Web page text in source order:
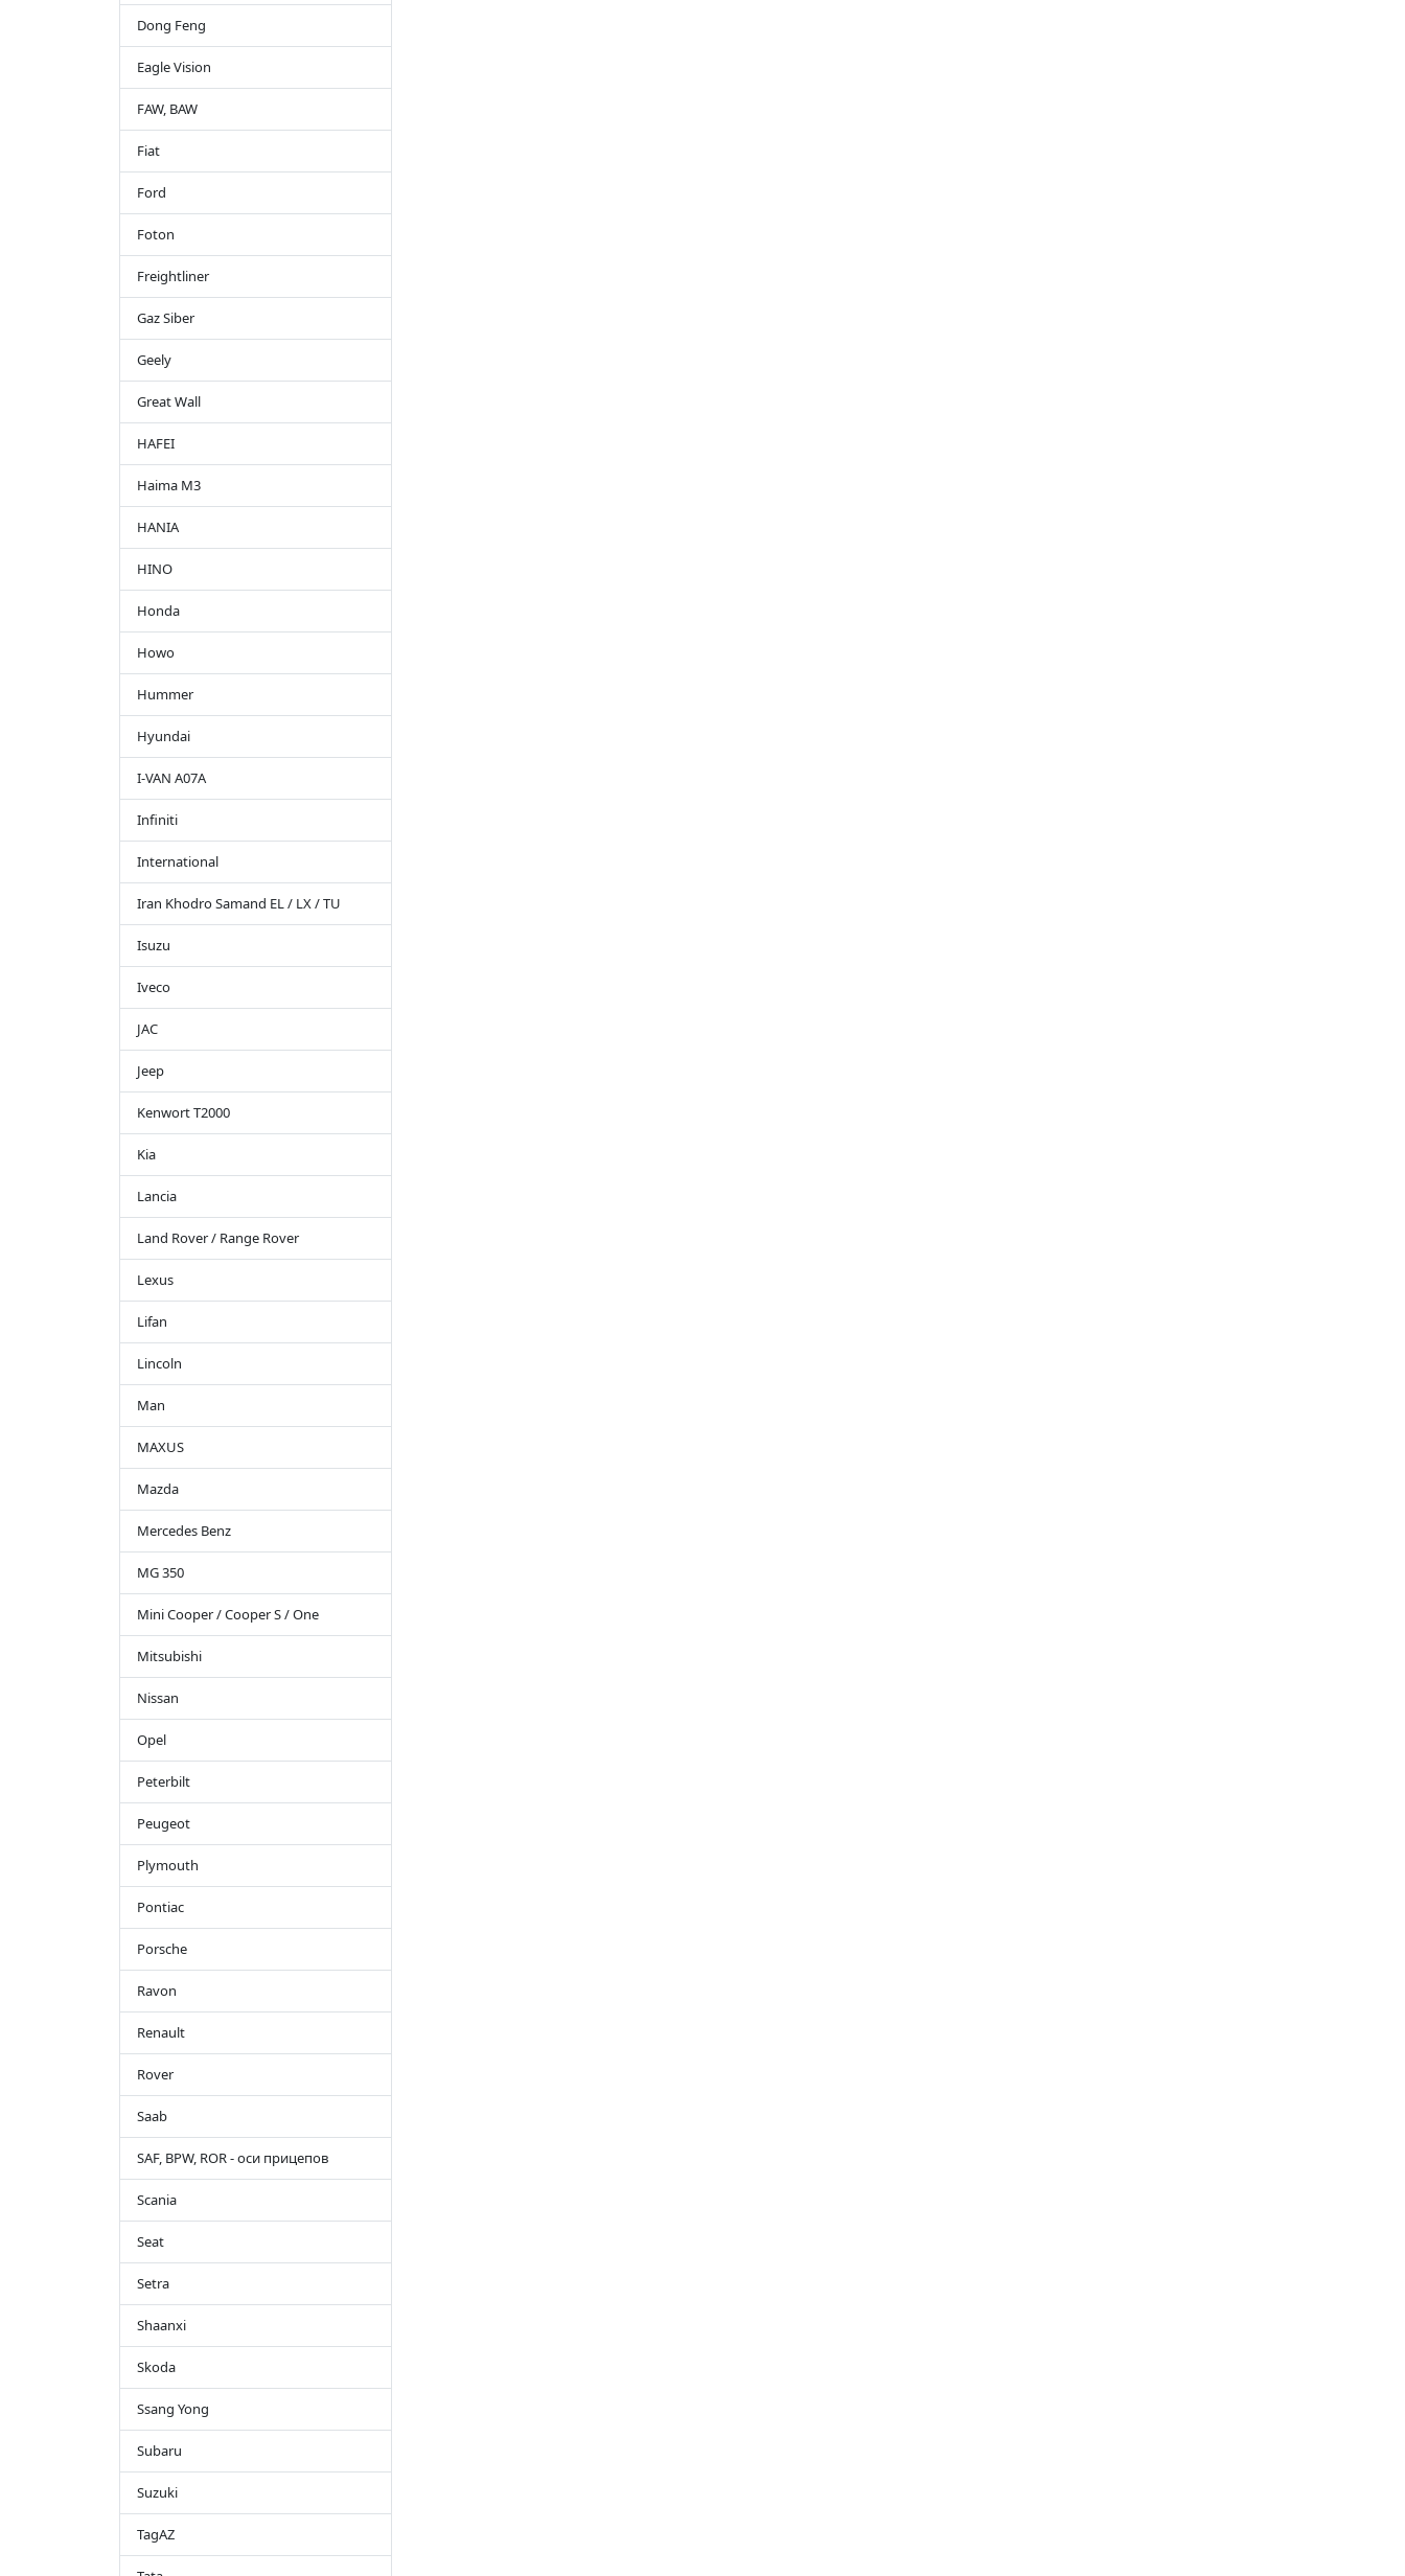
Dong Feng
Eagle Vision
FAW, BAW
Fiat
Ford
Foton
Freightliner
Gaz Siber
Geely
Great Wall
HAFEI
Haima M3
HANIA
HINO
Honda
Howo
Hummer
Hyundai
I-VAN A07A
Infiniti
International
Iran Khodro Samand EL / LX / TU
Isuzu
Iveco
JAC
Jeep
Kenwort T2000
Kia
Lancia
Land Rover / Range Rover
Lexus
Lifan
Lincoln
Man
MAXUS
Mazda
Mercedes Benz
MG 350
Mini Cooper / Cooper S / One
Mitsubishi
Nissan
Opel
Peterbilt
Peugeot
Plymouth
Pontiac
Porsche
Ravon
Renault
Rover
Saab
SAF, BPW, ROR - оси прицепов
Scania
Seat
Setra
Shaanxi
Skoda
Ssang Yong
Subaru
Suzuki
TagAZ